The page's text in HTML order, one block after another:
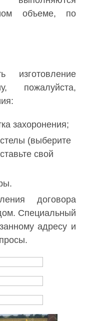
объеме, по
изготовление
пожалуйста,
захоронения;
(выберите
свой
договора
Специальный
адресу и